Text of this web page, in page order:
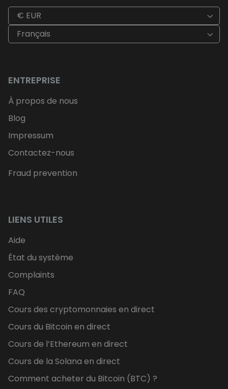
€ EUR
Français
ENTREPRISE
À propos de nous
Blog
Impressum
Contactez-nous
Fraud prevention
LIENS UTILES
Aide
État du système
Complaints
FAQ
Cours des cryptomonnaies en direct
Cours du Bitcoin en direct
Cours de l’Ethereum en direct
Cours de la Solana en direct
Comment acheter du Bitcoin (BTC) ?